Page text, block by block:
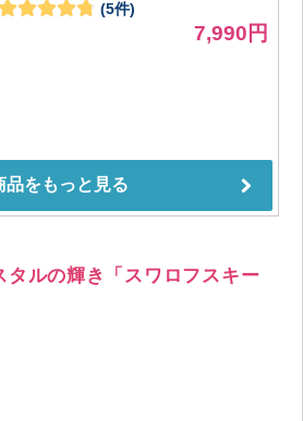
タルの輝き「スワロフスキー